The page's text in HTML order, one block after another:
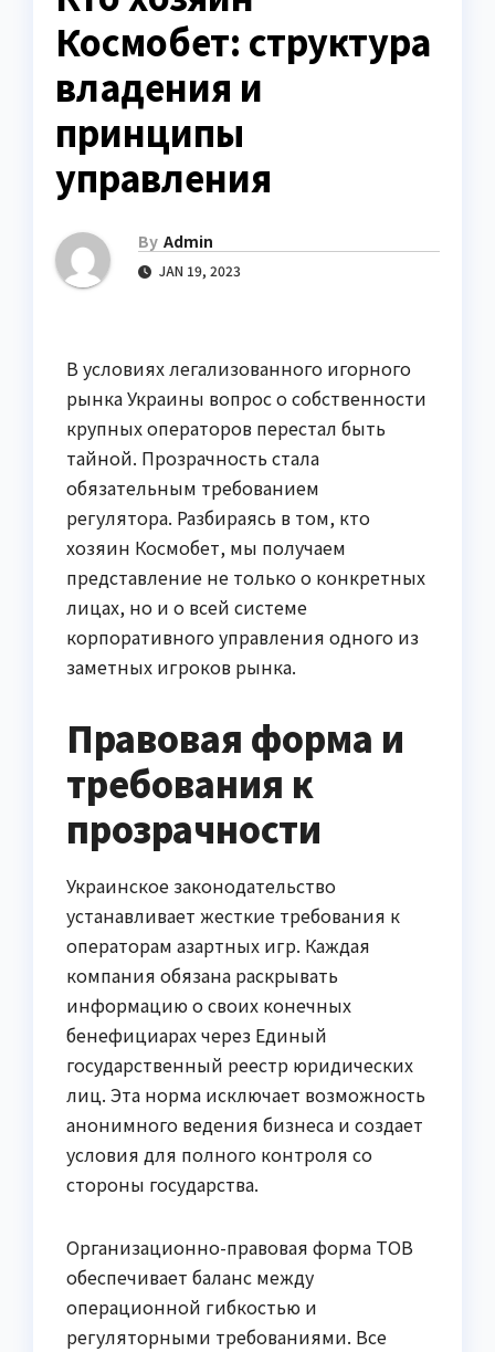
Космобет: структура
владения и
принципы
управления
By Admin
JAN 19, 2023
В условиях легализованного игорного
рынка Украины вопрос о собственности
крупных операторов перестал быть
тайной. Прозрачность стала
обязательным требованием
регулятора. Разбираясь в том, кто
хозяин Космобет, мы получаем
представление не только о конкретных
лицах, но и о всей системе
корпоративного управления одного из
заметных игроков рынка.
Правовая форма и
требования к
прозрачности
Украинское законодательство
устанавливает жесткие требования к
операторам азартных игр. Каждая
компания обязана раскрывать
информацию о своих конечных
бенефициарах через Единый
государственный реестр юридических
лиц. Эта норма исключает возможность
анонимного ведения бизнеса и создает
условия для полного контроля со
стороны государства.
Организационно-правовая форма ТОВ
обеспечивает баланс между
операционной гибкостью и
регуляторными требованиями. Все